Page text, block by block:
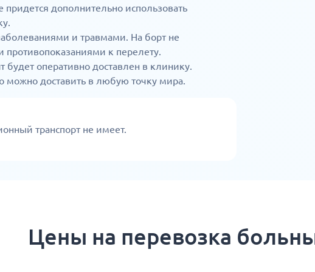
дополнительно использовать
и травмами. На борт не
противопоказаниями к перелету.
будет оперативно доставлен в клинику.
можно доставить в любую точку мира.
транспорт не имеет.
Цены на перевозка